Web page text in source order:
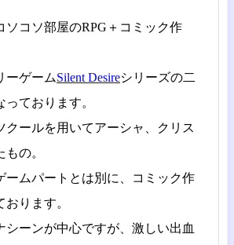
ソコソ部屋のRPG＋コミック作
ーゲームSilent Desireシリーズの二
ております。
クールを用いてアーシャ、クリス
の。
ームパートとは別に、コミック作
ります。
シーンが中心ですが、激しい出血